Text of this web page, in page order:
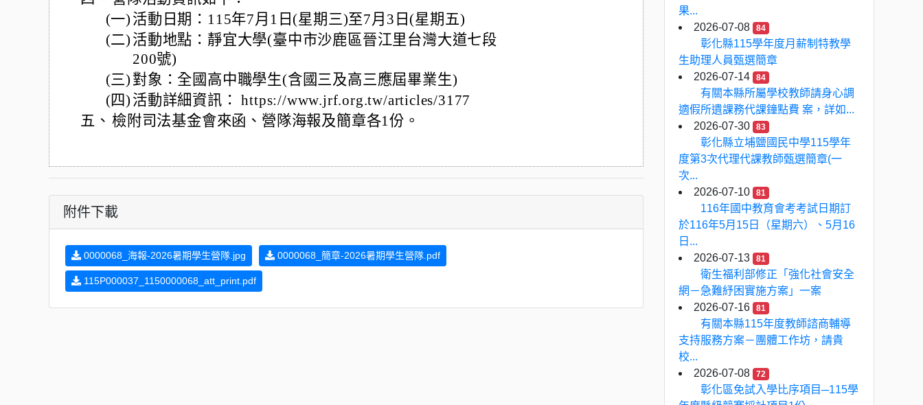
(一) 活動日期：115年7月1日(星期三)至7月3日(星期五)
(二) 活動地點：靜宜大學(臺中市沙鹿區晉江里台灣大道七段
200號)
(三) 對象：全國高中職學生(含國三及高三應屆畢業生)
(四) 活動詳細資訊： https://www.jrf.org.tw/articles/3177
五、 檢附司法基金會來函、營隊海報及簡章各1份。
附件下載
0000068_海報-2026暑期學生營隊.jpg 0000068_簡章-2026暑期學生營隊.pdf
115P000037_1150000068_att_print.pdf
果...
2026-07-08
84
彰化縣115學年度月薪制特教學
生助理人員甄選簡章
2026-07-14
84
有關本縣所屬學校教師請身心調
適假所遺課務代課鐘點費 案，詳如...
2026-07-30
83
彰化縣立埔鹽國民中學115學年
度第3次代理代課教師甄選簡章(一
次...
2026-07-10
81
116年國中教育會考考試日期訂
於116年5月15日（星期六）、5月16
日...
2026-07-13
81
衛生福利部修正「強化社會安全
網－急難紓困實施方案」一案
2026-07-16
81
有關本縣115年度教師諮商輔導
支持服務方案－團體工作坊，請貴
校...
2026-07-08
72
彰化區免試入學比序項目─115學